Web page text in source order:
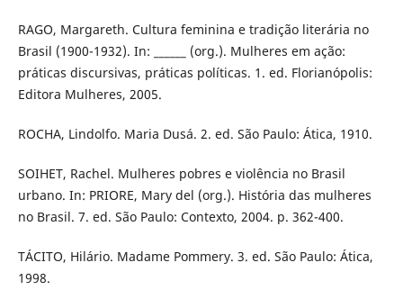
RAGO, Margareth. Cultura feminina e tradição literária no
Brasil (1900-1932). In: ______ (org.). Mulheres em ação:
práticas discursivas, práticas políticas. 1. ed. Florianópolis:
Editora Mulheres, 2005.
ROCHA, Lindolfo. Maria Dusá. 2. ed. São Paulo: Ática, 1910.
SOIHET, Rachel. Mulheres pobres e violência no Brasil
urbano. In: PRIORE, Mary del (org.). História das mulheres
no Brasil. 7. ed. São Paulo: Contexto, 2004. p. 362-400.
TÁCITO, Hilário. Madame Pommery. 3. ed. São Paulo: Ática,
1998.